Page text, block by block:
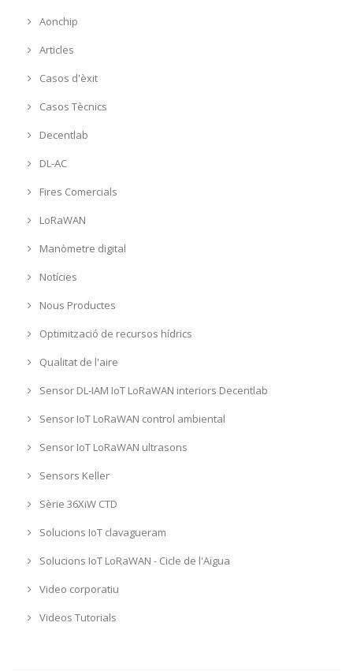
Aonchip
Articles
Casos d'èxit
Casos Tècnics
Decentlab
DL-AC
Fires Comercials
LoRaWAN
Manòmetre digital
Notícies
Nous Productes
Optimització de recursos hídrics
Qualitat de l'aire
Sensor DL-IAM IoT LoRaWAN interiors Decentlab
Sensor IoT LoRaWAN control ambiental
Sensor IoT LoRaWAN ultrasons
Sensors Keller
Sèrie 36XiW CTD
Solucions IoT clavagueram
Solucions IoT LoRaWAN - Cicle de l'Aigua
Video corporatiu
Videos Tutorials